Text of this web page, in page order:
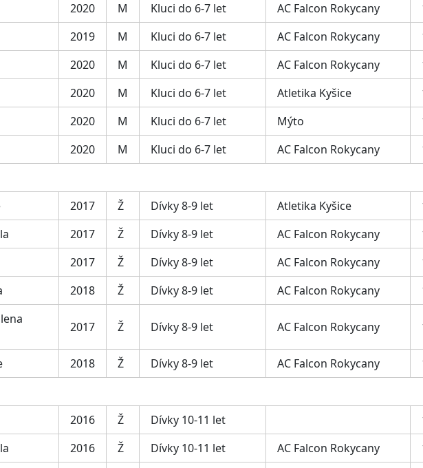
2020 M Kluci do 6-7 let AC Falcon Rokycany
2019 M Kluci do 6-7 let AC Falcon Rokycany
2020 M Kluci do 6-7 let AC Falcon Rokycany
2020 M Kluci do 6-7 let Atletika Kyšice
2020 M Kluci do 6-7 let Mýto
2020 M Kluci do 6-7 let AC Falcon Rokycany
2017 Ž Dívky 8-9 let Atletika Kyšice
2017 Ž Dívky 8-9 let AC Falcon Rokycany
2017 Ž Dívky 8-9 let AC Falcon Rokycany
2018 Ž Dívky 8-9 let AC Falcon Rokycany
2017 Ž Dívky 8-9 let AC Falcon Rokycany
2018 Ž Dívky 8-9 let AC Falcon Rokycany
2016 Ž Dívky 10-11 let
2016 Ž Dívky 10-11 let AC Falcon Rokycany